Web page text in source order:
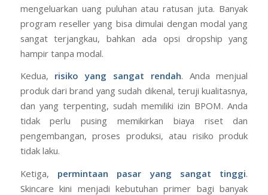
mengeluarkan uang puluhan atau ratusan juta. Banyak
program reseller yang bisa dimulai dengan modal yang
sangat terjangkau, bahkan ada opsi dropship yang
hampir tanpa modal.
Kedua, risiko yang sangat rendah. Anda menjual
produk dari brand yang sudah dikenal, teruji kualitasnya,
dan yang terpenting, sudah memiliki izin BPOM. Anda
tidak perlu pusing memikirkan biaya riset dan
pengembangan, proses produksi, atau risiko produk
tidak laku.
Ketiga, permintaan pasar yang sangat tinggi.
Skincare kini menjadi kebutuhan primer bagi banyak